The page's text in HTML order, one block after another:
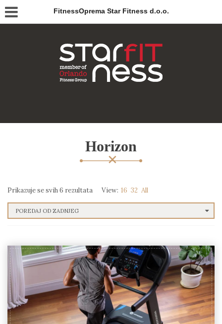
FitnessOprema Star Fitness d.o.o.
Horizon
Prikazuje se svih 6 rezultata View: 16 32 All